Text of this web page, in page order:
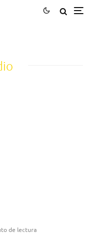
de lectura